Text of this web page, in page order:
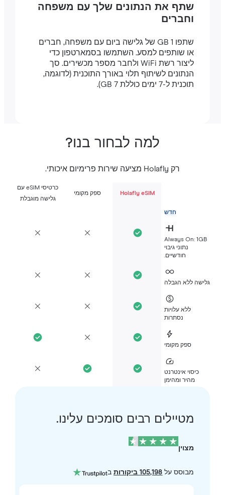
שתף את הנתונים שלך עם משפחה
וחברים
שתפו 1 GB של גלישה ביום עם משפחה, חברים
או שותפים למסע. השתמשו בסמארטפון כדי
ליצור רשת WiFi ולחבר מספר מכשירים. סך
הנתונים לשיתוף תלוי באורך התוכנית (לדוגמה,
תוכנית ל-7 ימים כוללת 7 GB).
למה לבחור בנו?
Holafly eSIM ספק מקומי
כרטיסי eSIM עם
גלישה מוגבלת
Always On:
נתוני גיבוי
חודשיים.
ללא הגבלה
ללא עלויות
ספק מקומי
כיסוי אינטרנט
מהיר ומהימן
מטיילים רבים סומכים עלינו.
מבוסס על105,198 ביקורות ב